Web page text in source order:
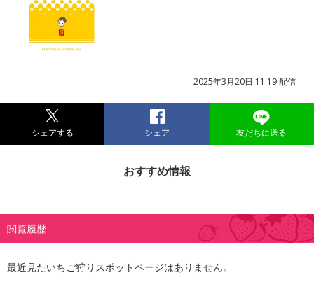
2025年3月20日 11:19 配信
シェアする シェア 友だちに送る
おすすめ情報
閲覧履歴
最近見たいちご狩りスポットページはありません。